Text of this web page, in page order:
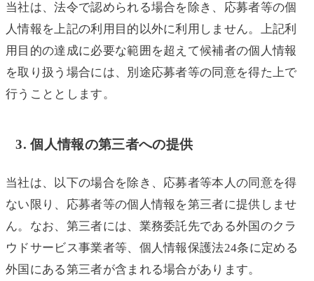
当社は、法令で認められる場合を除き、応募者等の個
人情報を上記の利用目的以外に利用しません。上記利
用目的の達成に必要な範囲を超えて候補者の個人情報
を取り扱う場合には、別途応募者等の同意を得た上で
行うこととします。
3. 個人情報の第三者への提供
当社は、以下の場合を除き、応募者等本人の同意を得
ない限り、応募者等の個人情報を第三者に提供しませ
ん。なお、第三者には、業務委託先である外国のクラ
ウドサービス事業者等、個人情報保護法24条に定める
外国にある第三者が含まれる場合があります。